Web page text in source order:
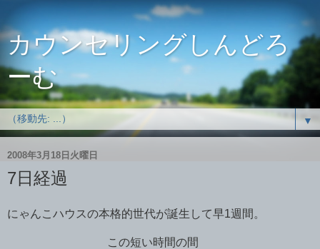
カウンセリングしんどろ
ーむ
▼
2008年3月18日火曜日
7日経過
にゃんこハウスの本格的世代が誕生して早1週間。
この短い時間の間